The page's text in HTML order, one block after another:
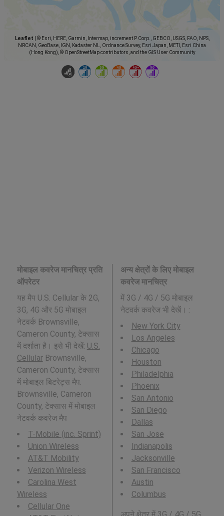
Leaflet
© Esri, HERE, Garmin, Intermap, increment P Corp., GEBCO, USGS, FAO, NPS,
NRCAN, GeoBase, IGN, Kadaster NL, Ordnance Survey, Esri Japan, METI, Esri China
(Hong Kong), © OpenStreetMap contributors, and the GIS User Community
मोबाइल कवरेज मानचित्र प्रति
ऑपरेटर
यह मैप U.S. Cellular के 2G,
3G, 4G और 5G मोबाइल
नेटवर्क Brownsville,
Cameron County, टेक्सास
में दर्शाता है। इसे भी देखें: U.S.
CellularBrownsville,
Cameron County, टेक्सास
में मोबाइल बिटरेट्स मैप.
Brownsville, Cameron
County, टेक्सास में मोबाइल
नेटवर्क कवरेज मैप
T-Mobile (inc. Sprint)
Union Wireless
AT&T Mobility
Verizon Wireless
Carolina West
Wireless
Cellular One
अन्य क्षेत्रों के लिए मोबाइल
कवरेज मानचित्र
में 3G / 4G / 5G मोबाइल
नेटवर्क कवरेज भी देखें। :
New York City
Los Angeles
Chicago
Houston
Philadelphia
Phoenix
San Antonio
San Diego
Dallas
San Jose
Indianapolis
Jacksonville
San Francisco
Austin
Columbus
अपने क्षेत्र में 3G / 4G / 5G